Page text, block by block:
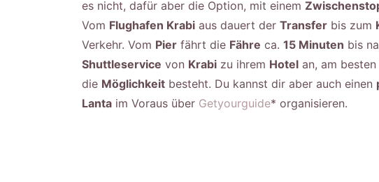
es nicht, dafür aber die Option, mit einem
Vom Flughafen Krabi aus dauert der Transfer bis zum
Verkehr. Vom Pier fährt die Fähre ca. 15 Minuten bis
Shuttleservice von Krabi zu ihrem Hotel an, am besten
die Möglichkeit besteht. Du kannst dir aber auch einen
Lanta im Voraus über Getyourguide* organisieren.